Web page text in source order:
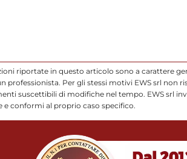
riportate in questo articolo sono a carattere
Per gli stessi motivi EWS srl non
suscettibili di modifiche nel tempo. EWS srl
conformi al proprio caso specifico.